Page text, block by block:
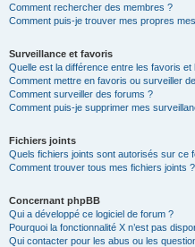
Comment rechercher des membres ?
Comment puis-je trouver mes propres
Surveillance et favoris
Quelle est la différence entre les favoris et
Comment mettre en favoris ou surveiller
Comment surveiller des forums ?
Comment puis-je supprimer mes
Fichiers joints
Quels fichiers joints sont autorisés sur ce
Comment trouver tous mes fichiers joints ?
Concernant phpBB
Qui a développé ce logiciel de forum ?
Pourquoi la fonctionnalité X n’est pas
Qui contacter pour les abus ou les